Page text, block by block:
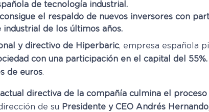
de tecnología industrial.
el respaldo de nuevos inversores con
industrial de los últimos años.
y directivo de Hiperbaric, empresa española
con una participación en el capital del 55%.
de euros.
actual directiva de la compañía culmina el
de su Presidente y CEO Andrés Hernando